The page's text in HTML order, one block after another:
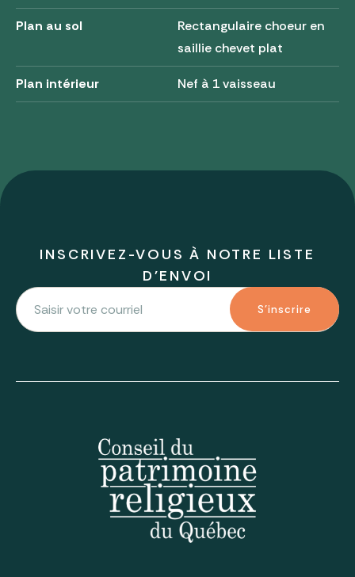
Plan au sol
Rectangulaire choeur en
saillie chevet plat
Plan intérieur Nef à 1 vaisseau
INSCRIVEZ-VOUS À NOTRE LISTE
D'ENVOI
S'inscrire